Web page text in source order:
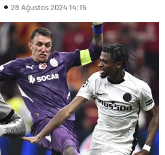
28 Ağustos 2024 14:15